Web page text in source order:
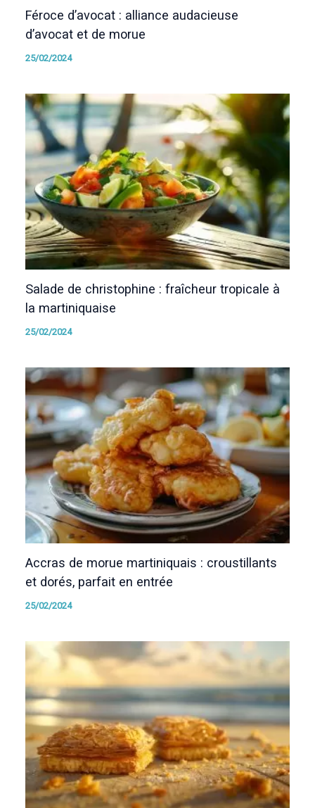
Féroce d’avocat : alliance audacieuse
d’avocat et de morue
25/02/2024
Salade de christophine : fraîcheur tropicale à
la martiniquaise
25/02/2024
Accras de morue martiniquais : croustillants
et dorés, parfait en entrée
25/02/2024